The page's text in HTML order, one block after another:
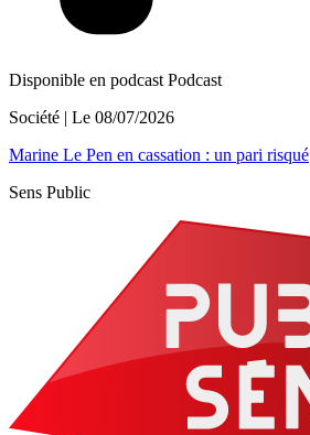
Disponible en podcast Podcast
Société | Le 08/07/2026
Marine Le Pen en cassation : un pari risqué
Sens Public